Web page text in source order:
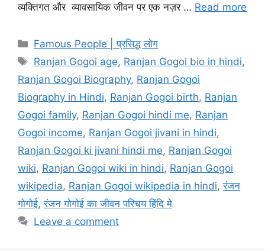
व्यक्तिगत और व्यावसायिक जीवन पर एक नज़र … Read more
Categories
Famous People | प्रसिद्ध लोग
Tags
Ranjan Gogoi age, Ranjan Gogoi bio in hindi,
Ranjan Gogoi Biography, Ranjan Gogoi
Biography in Hindi, Ranjan Gogoi birth, Ranjan
Gogoi family, Ranjan Gogoi hindi me, Ranjan
Gogoi income, Ranjan Gogoi jivani in hindi,
Ranjan Gogoi ki jivani hindi me, Ranjan Gogoi
wiki, Ranjan Gogoi wiki in hindi, Ranjan Gogoi
wikipedia, Ranjan Gogoi wikipedia in hindi,रंजन
गोगोई,रंजन गोगोई का जीवन परिचय हिंदि मे
Leave a comment